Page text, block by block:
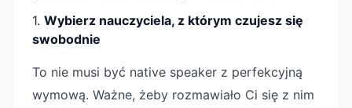
1. Wybierz nauczyciela, z którym czujesz się
swobodnie
To nie musi być native speaker z perfekcyjną
wymową. Ważne, żeby rozmawiało Ci się z nim